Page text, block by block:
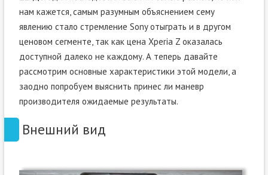
нам кажется, самым разумным объяснением сему
явлению стало стремление Sony отыграть и в другом
ценовом сегменте, так как цена Xperia Z оказалась
доступной далеко не каждому. А теперь давайте
рассмотрим основные характеристики этой модели, а
заодно попробуем выяснить принес ли маневр
производителя ожидаемые результаты.
Внешний вид